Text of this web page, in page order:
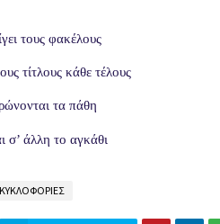
τους φακέλους
τίτλους κάθε τέλους
τα πάθη
σ’ άλλη το αγκάθι